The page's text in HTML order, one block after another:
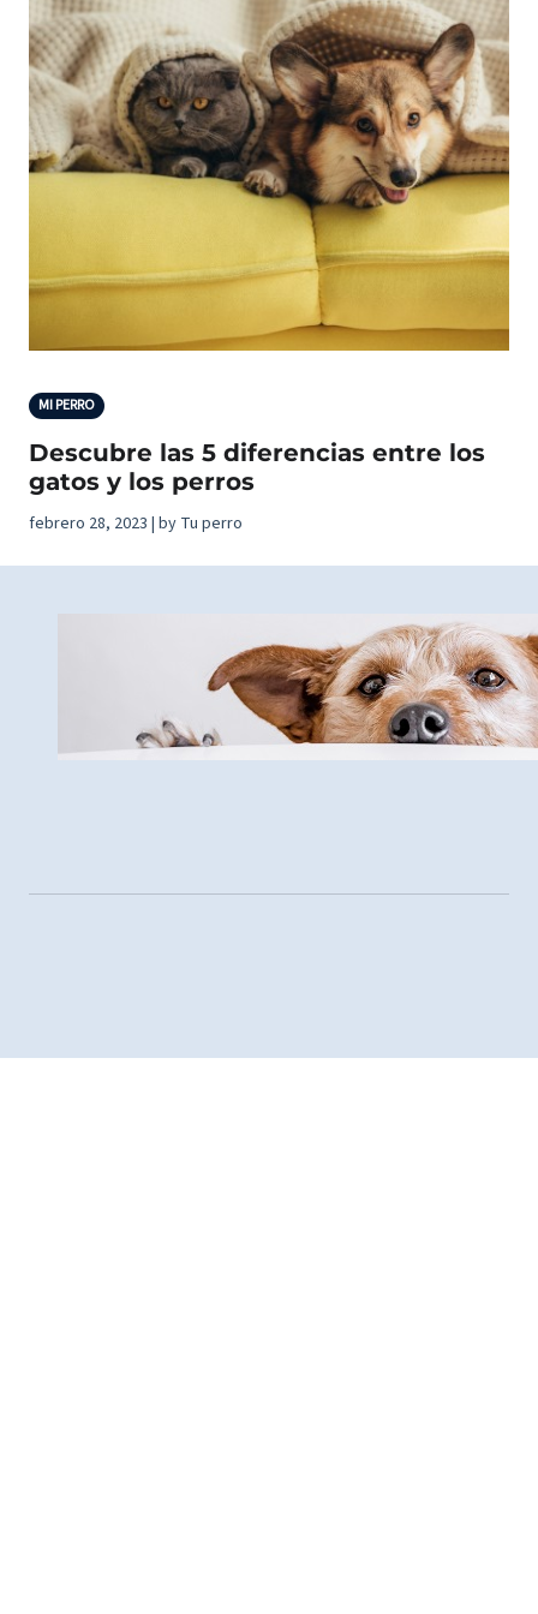
MI PERRO
Descubre las 5 diferencias entre los
gatos y los perros
febrero 28, 2023 | by Tu perro